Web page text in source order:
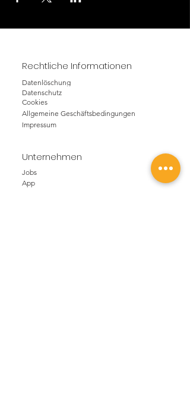
Rechtliche Informationen
Datenlöschung
Datenschutz
Cookies
Allgemeine Geschäftsbedingungen
Impressum
Unternehmen
Jobs
App